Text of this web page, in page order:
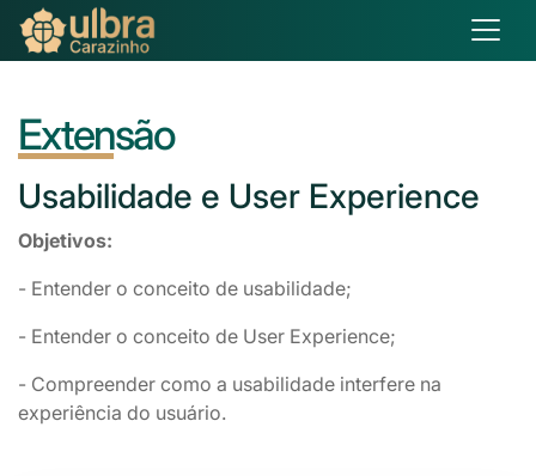
Extensão
Usabilidade e User Experience
Objetivos:
- Entender o conceito de usabilidade;
- Entender o conceito de User Experience;
- Compreender como a usabilidade interfere na
experiência do usuário.